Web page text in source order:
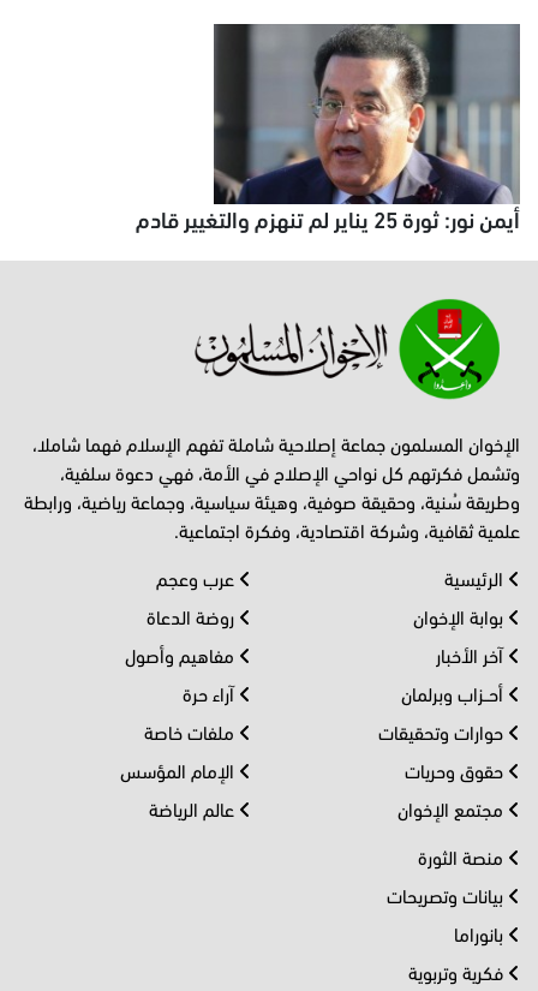
أيمن نور: ثورة 25 يناير لم تنهزم والتغيير قادم
الإخوان المسلمون جماعة إصلاحية شاملة تفهم الإسلام فهما شاملا،
وتشمل فكرتهم كل نواحي الإصلاح في الأمة، فهي دعوة سلفية،
وطريقة سُنية، وحقيقة صوفية، وهيئة سياسية، وجماعة رياضية، ورابطة
علمية ثقافية، وشركة اقتصادية، وفكرة اجتماعية.
الرئيسية
بوابة الإخوان
آخر الأخبار
أحــزاب وبرلمان
حوارات وتحقيقات
حقوق وحريات
مجتمع الإخوان
عرب وعجم
روضة الدعاة
مفاهيم وأصول
آراء حرة
ملفات خاصة
الإمام المؤسس
عالم الرياضة
منصة الثورة
بيانات وتصريحات
بانوراما
فكرية وتربوية